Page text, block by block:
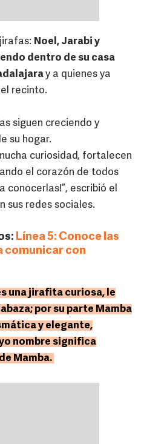
Noel, Jarabi y
dentro de su casa
y a quienes ya
recinto.
siguen creciendo y
su hogar.
curiosidad, fortalecen
el corazón de todos
conocerlas!”, escribió el
sus redes sociales.
Línea 5: Conoce las
comunicar con
una jirafita curiosa, le
por su parte Mamba
y elegante,
nombre significa
Mamba.